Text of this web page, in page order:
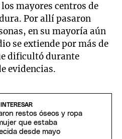
mayores centros de
Por allí pasaron
en su mayoría aún
se extiende por más de
dificultó durante
evidencias.
restos óseos y ropa
que estaba
desde mayo